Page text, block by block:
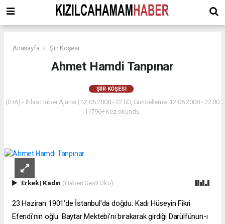
Anasayfa Şiir Köşesi
Ahmet Hamdi Tanpınar
ŞIIR KÖŞESI
(İHA) - İhlas Haber Ajansı | 12.05.2008 - 22:00, Güncelleme: 12.05.2008 - 22:00
11796+ kez okundu.
Erkek| Kadın (Haberi Sesli Oku)
23 Haziran 1901’de İstanbul’da doğdu. Kadı Hüseyin Fikri
Efendi'nin oğlu. Baytar Mektebi'ni bırakarak girdiği Darülfünun-ı